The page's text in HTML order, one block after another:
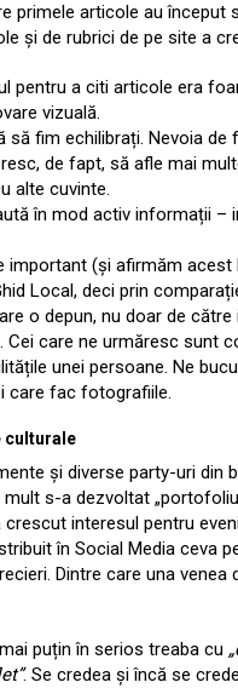
primele articole au
și de rubrici de pe site a
pentru a citi articole era
vizuală.
să fim echilibrați. Nevoia
de fapt, să afle mai
alte cuvinte.
în mod activ informații
(și afirmăm acest
Local, deci prin
o depun, nu doar de
Cei care ne urmăresc
unei persoane. Ne
care fac fotografiile.
culturale
și diverse party-uri
s-a dezvoltat
interesul pentru
în Social Media ceva
Dintre care una
puțin în serios treaba cu
. Se credea și încă se